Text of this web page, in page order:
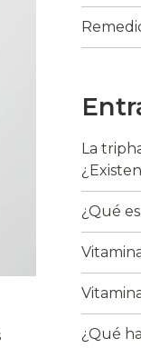
La
¿Qué
¿Qué